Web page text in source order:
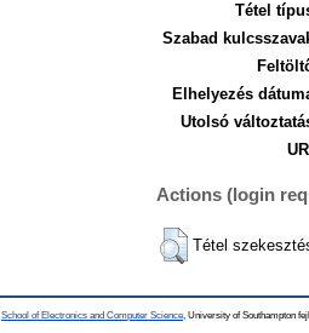
Tétel
Szabad
Elhelyezés
Utolsó
Actions (login
Tétel
School of Electronics and Computer Science , University of Southampton